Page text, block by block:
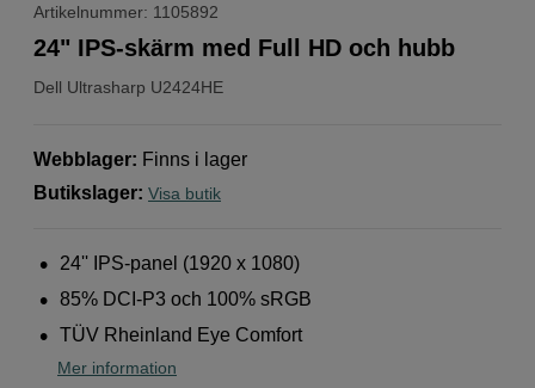
Artikelnummer: 1105892
Dell Ultrasharp U2424HE
24" IPS-skärm med Full HD och hubb
Webblager: Finns i lager
Butikslager: Visa butik
24'' IPS-panel (1920 x 1080)
85% DCI-P3 och 100% sRGB
TÜV Rheinland Eye Comfort
Mer information